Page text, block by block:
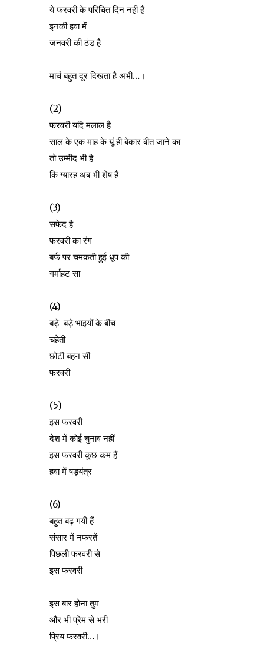
ये फरवरी के परिचित दिन नहीं हैं
इनकी हवा में
जनवरी की ठंड है
मार्च बहुत दूर दिखता है अभी…।
(2)
फरवरी यदि मलाल है
साल के एक माह के यूं ही बेकार बीत जाने का
तो उम्मीद भी है
कि ग्यारह अब भी शेष हैं
(3)
सफेद है
फरवरी का रंग
बर्फ पर चमकती हुई धूप की
गर्माहट सा
(4)
बड़े-बड़े भाइयों के बीच
चहेती
छोटी बहन सी
फरवरी
(5)
इस फरवरी
देश में कोई चुनाव नहीं
इस फरवरी कुछ कम हैं
हवा में षड्यंत्र
(6)
बहुत बढ़ गयी हैं
संसार में नफरतें
पिछली फरवरी से
इस फरवरी
इस बार होना तुम
और भी प्रेम से भरी
प्रिय फरवरी…।